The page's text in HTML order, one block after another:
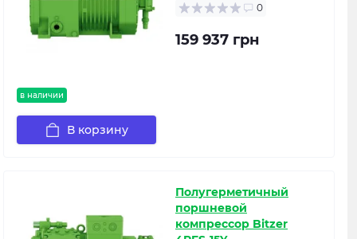
в наличии
0
159 937 грн
В корзину
Полугерметичный
поршневой
компрессор Bitzer